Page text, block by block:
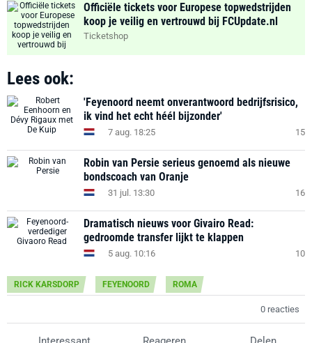
Officiële tickets voor Europese topwedstrijden
koop je veilig en vertrouwd bij FCUpdate.nl
Ticketshop
Lees ook:
'Feyenoord neemt onverantwoord bedrijfsrisico,
ik vind het echt héél bijzonder'
7 aug. 18:25 15
Robin van Persie serieus genoemd als nieuwe
bondscoach van Oranje
31 jul. 13:30 16
Dramatisch nieuws voor Givairo Read:
gedroomde transfer lijkt te klappen
5 aug. 10:16 10
RICK KARSDORP FEYENOORD ROMA
0 reacties